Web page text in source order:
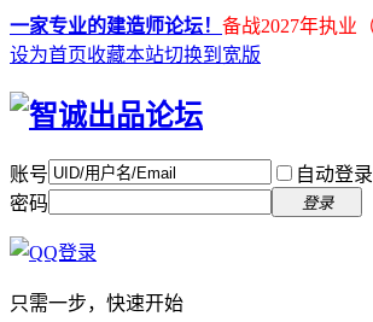
一家专业的建造师论坛！ 备战2027年执业
设为首页收藏本站切换到宽版
账号 自动登录
密码
登录
只需一步，快速开始